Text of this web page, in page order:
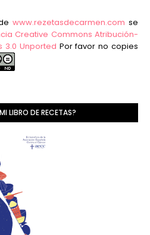
www.rezetasdecarmen.com se
Creative Commons Atribución-
3.0 Unported Por favor no copies
LIBRO DE RECETAS?